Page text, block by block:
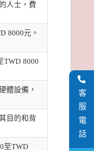
人士，費
8000元。
TWD 8000
體設備，
目的和背
至TWD
客服電話